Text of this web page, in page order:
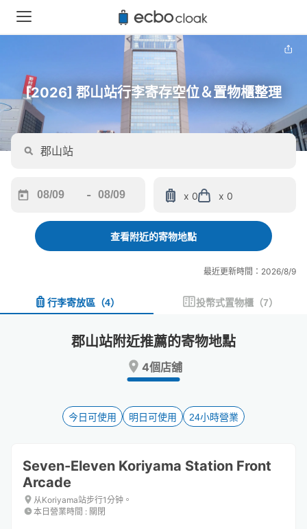
[2026] 郡山站行李寄存空位＆置物櫃整理
forward
interact
and
keyboard
shortcuts
for
changing
-
backward
interact
and
a
date.
key
to
keyboard
for
changing
x 0 x 0
查看附近的寄物地點
最近更新時間：2026/8/9
行李寄放區 （4） 投幣式置物櫃 （7）
郡山站附近推薦的寄物地點
4個店舖
今日可使用 明日可使用 24小時營業
Seven-Eleven Koriyama Station Front
Arcade
从Koriyama站步行1分钟。
本日營業時間 : 關閉